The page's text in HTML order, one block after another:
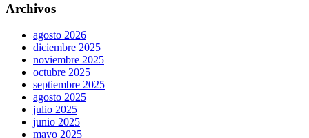
Archivos
agosto 2026
diciembre 2025
noviembre 2025
octubre 2025
septiembre 2025
agosto 2025
julio 2025
junio 2025
mayo 2025